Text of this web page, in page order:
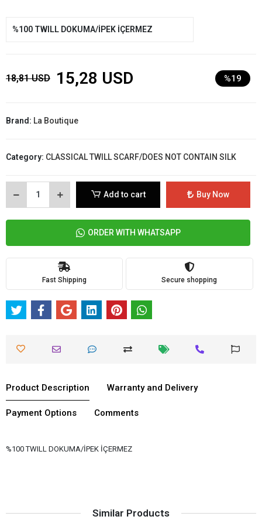
%100 TWILL DOKUMA/İPEK İÇERMEZ
18,81 USD 15,28 USD %19
Brand: La Boutique
Category: CLASSICAL TWILL SCARF/DOES NOT CONTAIN SILK
Add to cart Buy Now
ORDER WITH WHATSAPP
Fast Shipping Secure shopping
Product Description Warranty and Delivery
Payment Options Comments
%100 TWILL DOKUMA/İPEK İÇERMEZ
Similar Products